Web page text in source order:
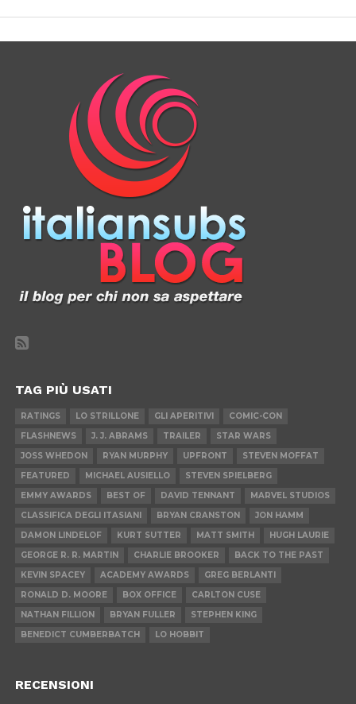
TAG PIÙ USATI
RATINGS LO STRILLONE GLI APERITIVI
COMIC-CON
FLASHNEWS
J. J. ABRAMS TRAILER
STAR WARS
JOSS WHEDON
RYAN MURPHY UPFRONT
STEVEN MOFFAT
FEATURED
MICHAEL AUSIELLO
STEVEN SPIELBERG
EMMY AWARDS
BEST OF DAVID TENNANT
MARVEL STUDIOS
CLASSIFICA DEGLI ITASIANI
BRYAN CRANSTON
JON HAMM
DAMON LINDELOF
KURT SUTTER MATT SMITH
HUGH LAURIE
GEORGE R. R. MARTIN
CHARLIE BROOKER
BACK TO THE PAST
KEVIN SPACEY
ACADEMY AWARDS
GREG BERLANTI
RONALD D. MOORE
BOX OFFICE
CARLTON CUSE
NATHAN FILLION
BRYAN FULLER
STEPHEN KING
BENEDICT CUMBERBATCH
LO HOBBIT
RECENSIONI